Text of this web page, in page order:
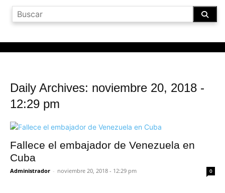
Daily Archives: noviembre 20, 2018 -
12:29 pm
Fallece el embajador de Venezuela en
Cuba
Administrador - noviembre 20, 2018 - 12:29 pm 0